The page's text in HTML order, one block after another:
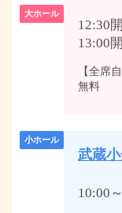
大ホール
12:30
13:00
【全席
無料
小ホール
武蔵
10:00